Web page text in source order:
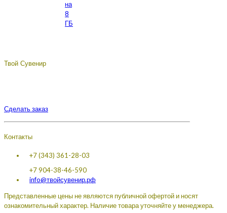
на
8
ГБ
Твой Сувенир
Сделать заказ
Контакты
+7 (343) 361-28-03
+7 904-38-46-590
info@твойсувенир.рф
Представленные цены не являются публичной офертой и носят
ознакомительный характер. Наличие товара уточняйте у менеджера.